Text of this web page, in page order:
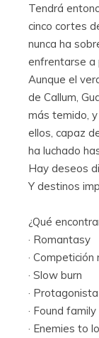
Tendrá
cinco cortes
nunca ha
enfrentarse a
Aunque el
de Callum,
más temido,
ellos, capaz
ha luchado
Hay deseos
Y destinos
¿Qué
· Romantasy
·
· Slow burn
·
· Found family
· Enemies to